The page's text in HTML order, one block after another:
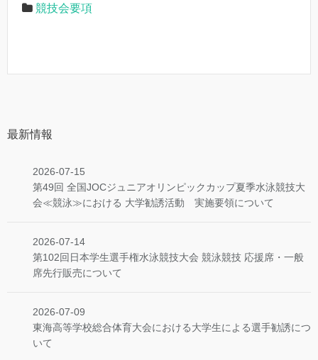
競技会要項
最新情報
2026-07-15
第49回 全国JOCジュニアオリンピックカップ夏季水泳競技大
会≪競泳≫における 大学勧誘活動 実施要領について
2026-07-14
第102回日本学生選手権水泳競技大会 競泳競技 応援席・一般
席先行販売について
2026-07-09
東海⾼等学校総合体育⼤会における⼤学⽣による選⼿勧誘につ
いて